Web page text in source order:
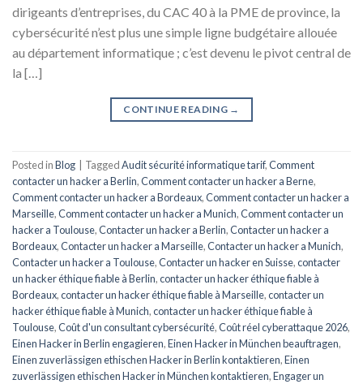
dirigeants d’entreprises, du CAC 40 à la PME de province, la
cybersécurité n’est plus une simple ligne budgétaire allouée
au département informatique ; c’est devenu le pivot central de
la […]
CONTINUE READING →
Posted inBlog TaggedAudit sécurité informatique tarif,Comment
contacter un hacker a Berlin,Comment contacter un hacker a Berne,
Comment contacter un hacker a Bordeaux,Comment contacter un hacker a
Marseille,Comment contacter un hacker a Munich,Comment contacter un
hacker a Toulouse,Contacter un hacker a Berlin,Contacter un hacker a
Bordeaux,Contacter un hacker a Marseille,Contacter un hacker a Munich,
Contacter un hacker a Toulouse,Contacter un hacker en Suisse,contacter
un hacker éthique fiable à Berlin,contacter un hacker éthique fiable à
Bordeaux,contacter un hacker éthique fiable à Marseille,contacter un
hacker éthique fiable à Munich,contacter un hacker éthique fiable à
Toulouse,Coût d'un consultant cybersécurité,Coût réel cyberattaque 2026,
Einen Hacker in Berlin engagieren,Einen Hacker in München beauftragen,
Einen zuverlässigen ethischen Hacker in Berlin kontaktieren,Einen
zuverlässigen ethischen Hacker in München kontaktieren,Engager un